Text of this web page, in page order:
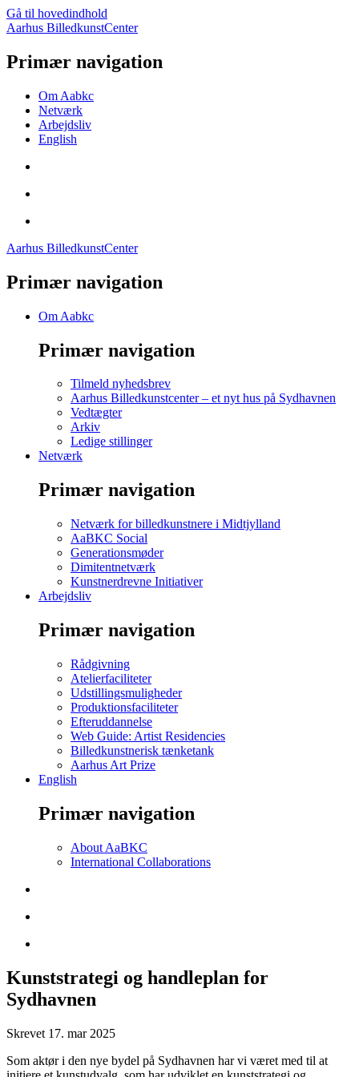
Gå til hovedindhold
Aarhus BilledkunstCenter
Primær navigation
Om Aabkc
Netværk
Arbejdsliv
English
Aarhus BilledkunstCenter
Primær navigation
Om Aabkc
Primær navigation
Tilmeld nyhedsbrev
Aarhus Billedkunstcenter – et nyt hus på Sydhavnen
Vedtægter
Arkiv
Ledige stillinger
Netværk
Primær navigation
Netværk for billedkunstnere i Midtjylland
AaBKC Social
Generationsmøder
Dimitentnetværk
Kunstnerdrevne Initiativer
Arbejdsliv
Primær navigation
Rådgivning
Atelierfaciliteter
Udstillingsmuligheder
Produktionsfaciliteter
Efteruddannelse
Web Guide: Artist Residencies
Billedkunstnerisk tænketank
Aarhus Art Prize
English
Primær navigation
About AaBKC
International Collaborations
Kunststrategi og handleplan for
Sydhavnen
Skrevet 17. mar 2025
Som aktør i den nye bydel på Sydhavnen har vi været med til at